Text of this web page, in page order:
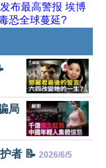
布最高警报 埃博
恐全球蔓延?
局
者 📝 2026/6/5